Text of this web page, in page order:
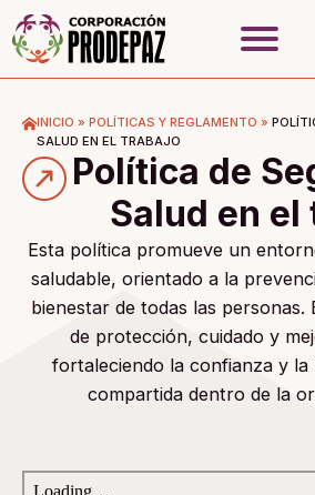
INICIO » POLÍTICAS Y REGLAMENTO »
SALUD EN EL TRABAJO
Política de
Salud en el
Esta política promueve un
saludable, orientado a la
bienestar de todas las personas.
de protección, cuidado y
fortaleciendo la confianza y la
compartida dentro de la